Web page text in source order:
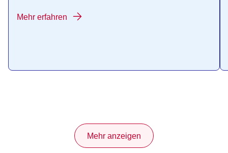
Mehr erfahren
Mehr anzeigen